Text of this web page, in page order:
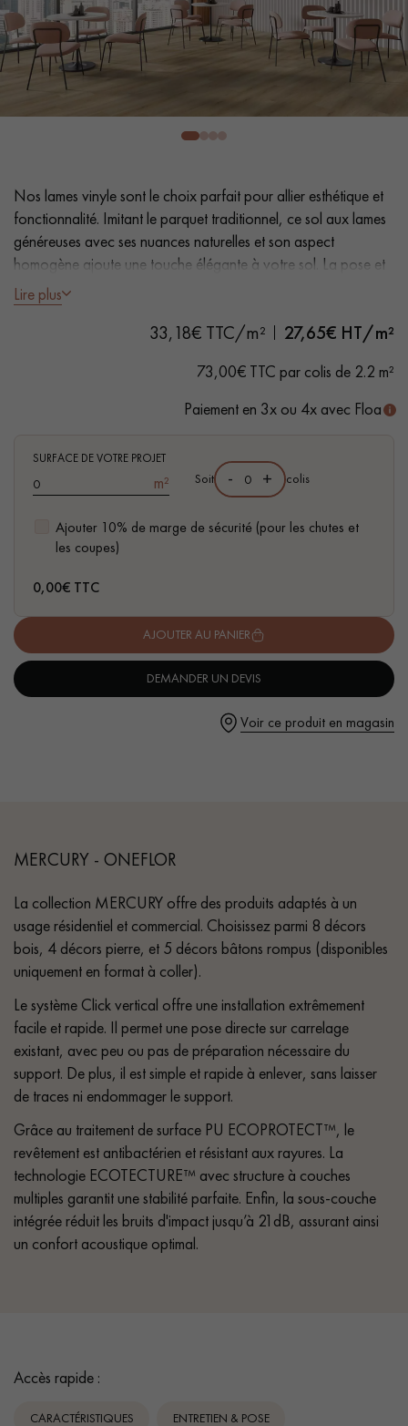
PARQUET VIEILLI PARQUET FUMÉ
PARQUET LAMES LARGES XXL PARQUET EN CHÊNE
Nos conseillers sont disponibles au
0805 82 82 82
VOUS AVEZ UN PROJET ?
Nos experts sont à votre disposition pour vous guider pas à
pas dans le choix et la pose de votre parquet.
Un expert Décoplus Parquets vous appelle
Demandez un rendez-vous personnalisé
Nos lames vinyle sont le choix parfait pour allier esthétique et
fonctionnalité. Imitant le parquet traditionnel, ce sol aux lames
généreuses avec ses nuances naturelles et son aspect
homogène ajoute une touche élégante à votre sol. La pose et
l'entretien faciles en font une solution pratique.
Lire plus
33,18€ TTC/m² 27,65€ HT/m²
73,00€ TTC par colis de 2.2 m²
Paiement en 3x ou 4x avec Floa
SURFACE DE VOTRE PROJET
m²
Ajouter 10% de marge de sécurité (pour les chutes et
les coupes)
Soit - + colis
0,00€ TTC
AJOUTER AU PANIER
DEMANDER UN DEVIS
Voir ce produit en magasin
MERCURY - ONEFLOR
La collection MERCURY offre des produits adaptés à un
usage résidentiel et commercial. Choisissez parmi 8 décors
bois, 4 décors pierre, et 5 décors bâtons rompus (disponibles
uniquement en format à coller).
Le système Click vertical offre une installation extrêmement
facile et rapide. Il permet une pose directe sur carrelage
existant, avec peu ou pas de préparation nécessaire du
support. De plus, il est simple et rapide à enlever, sans laisser
de traces ni endommager le support.
Grâce au traitement de surface PU ECOPROTECT™, le
revêtement est antibactérien et résistant aux rayures. La
technologie ECOTECTURE™ avec structure à couches
multiples garantit une stabilité parfaite. Enfin, la sous-couche
intégrée réduit les bruits d'impact jusqu’à 21dB, assurant ainsi
un confort acoustique optimal.
Accès rapide :
CARACTÉRISTIQUES ENTRETIEN & POSE